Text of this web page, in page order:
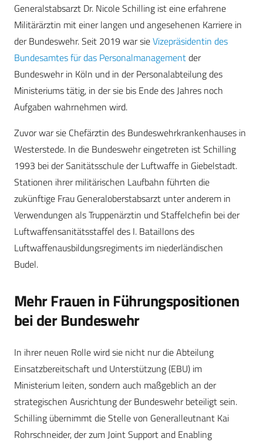
Generalstabsarzt Dr. Nicole Schilling ist eine erfahrene
Militärärztin mit einer langen und angesehenen Karriere in
der Bundeswehr. Seit 2019 war sieVizepräsidentin des
Bundesamtes für das Personalmanagementder
Bundeswehr in Köln und in der Personalabteilung des
Ministeriums tätig, in der sie bis Ende des Jahres noch
Aufgaben wahrnehmen wird.
Zuvor war sie Chefärztin des Bundeswehrkrankenhauses in
Westerstede. In die Bundeswehr eingetreten ist Schilling
1993 bei der Sanitätsschule der Luftwaffe in Giebelstadt.
Stationen ihrer militärischen Laufbahn führten die
zukünftige Frau Generaloberstabsarzt unter anderem in
Verwendungen als Truppenärztin und Staffelchefin bei der
Luftwaffensanitätsstaffel des I. Bataillons des
Luftwaffenausbildungsregiments im niederländischen
Budel.
Mehr Frauen in Führungspositionen
bei der Bundeswehr
In ihrer neuen Rolle wird sie nicht nur die Abteilung
Einsatzbereitschaft und Unterstützung (EBU) im
Ministerium leiten, sondern auch maßgeblich an der
strategischen Ausrichtung der Bundeswehr beteiligt sein.
Schilling übernimmt die Stelle von Generalleutnant Kai
Rohrschneider, der zum Joint Support and Enabling